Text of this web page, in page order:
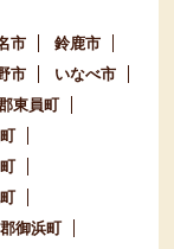
市
鈴鹿市
市
いなべ市
東員町
御浜町